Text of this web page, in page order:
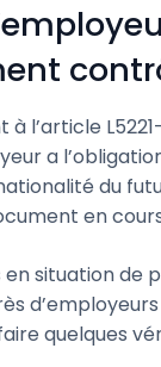
l’article
a
du
en
en situation de
quelques